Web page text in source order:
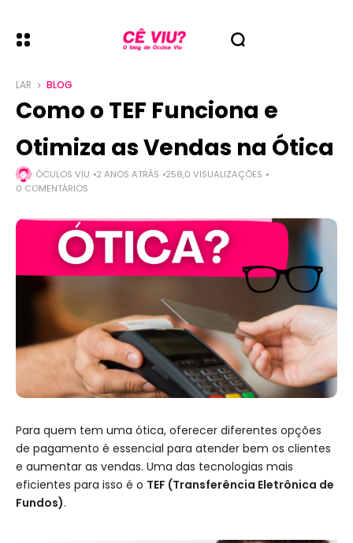
LAR BLOG
Como o TEF Funciona e
Otimiza as Vendas na Ótica
ÓCULOS VIU 2 ANOS ATRÁS
258,0 VISUALIZAÇÕES
0 COMENTÁRIOS
Para quem tem uma ótica, oferecer diferentes opções
de pagamento é essencial para atender bem os clientes
e aumentar as vendas. Uma das tecnologias mais
eficientes para isso é o TEF (Transferência Eletrônica de
Fundos).